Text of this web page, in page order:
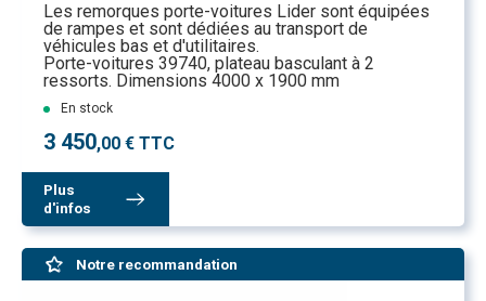
Les remorques porte-voitures Lider sont équipées
de rampes et sont dédiées au transport de
véhicules bas et d'utilitaires.
Porte-voitures 39740, plateau basculant à 2
ressorts. Dimensions 4000 x 1900 mm
En stock
3 450,00 € TTC
Plus
d'infos
Notre recommandation